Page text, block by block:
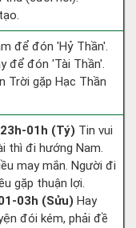
để đón 'Hỷ Thần'.
để đón 'Tài Thần'.
Trời gặp Hạc Thần
01h (Tý) Tin vui
thì đi hướng Nam.
may mắn. Người đi
gặp thuận lợi.
03h (Sửu) Hay
đói kém, phải đề